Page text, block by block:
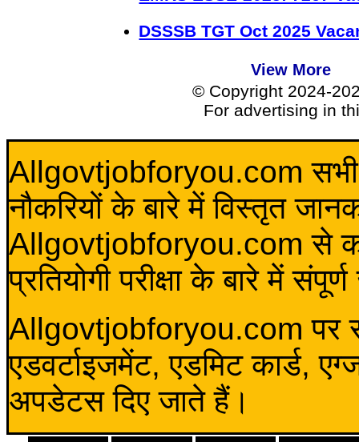
DSSSB TGT Oct 2025
View More
© Copyright 2024-
For advertising in
Allgovtjobforyou.com सभी
नौकरियों के बारे में विस्तृत
Allgovtjobforyou.com से कोई
प्रतियोगी परीक्षा के बारे में
Allgovtjobforyou.com पर
एडवर्टाइजमेंट, एडमिट कार्ड,
अपडेटस दिए जाते हैं।